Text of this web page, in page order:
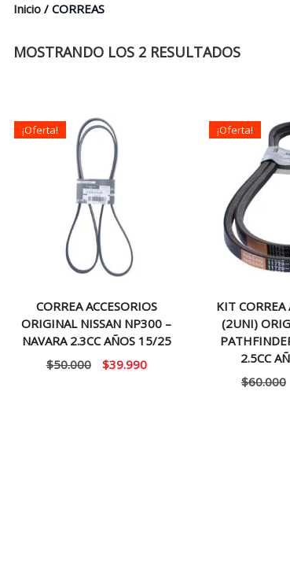
Inicio / CORREAS
MOSTRANDO LOS 2 RESULTADOS
¡Oferta!
CORREA ACCESORIOS
ORIGINAL NISSAN NP300 –
NAVARA 2.3CC AÑOS 15/25
$50.000
El
$39.990El
¡Oferta!
KIT
(2UNI)
2.5CC
$60.000